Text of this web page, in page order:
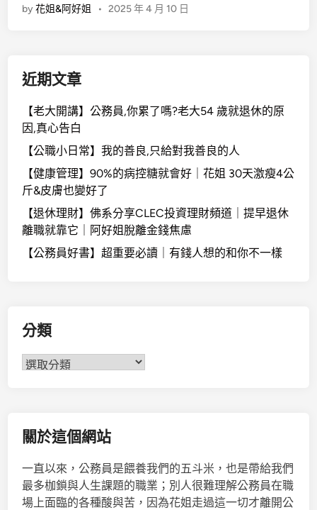
by花姐&阿好姐 • 2025 年 4 月 10 日
近期文章
【老大開講】公務員,你累了嗎?老大54 歲就退休的原
因,真心告白
【公職小日常】我的善良,只給對我善良的人
【健康管理】90%的病控糖就會好｜花姐 30天激瘦4公
斤&皮膚也變好了
【退休理財】佛系分享CLEC投資理財頻道｜提早退休
離職就靠它｜阿好姐脫離金錢焦慮
【公務員好書】超重要必讀｜有錢人想的和你不一樣
分類
分
關於這個網站
一直以來，公務員是餵養我們的五斗米，也是帶給我們
最多枷鎖與人生課題的職業；別人很難理解公務員在職
場上面臨的各種酸與苦，因為花姐走過這一切才離開公